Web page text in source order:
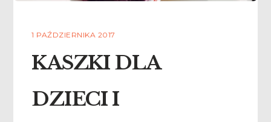
1 PAŹDZIERNIKA 2017
KASZKI DLA
DZIECI I